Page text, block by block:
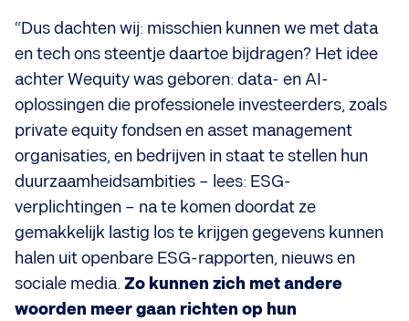
“Dus dachten wij: misschien kunnen we met data
en tech ons steentje daartoe bijdragen? Het idee
achter Wequity was geboren: data- en AI-
oplossingen die professionele investeerders, zoals
private equity fondsen en asset management
organisaties, en bedrijven in staat te stellen hun
duurzaamheidsambities – lees: ESG-
verplichtingen – na te komen doordat ze
gemakkelijk lastig los te krijgen gegevens kunnen
halen uit openbare ESG-rapporten, nieuws en
sociale media. Zo kunnen zich met andere
woorden meer gaan richten op hun